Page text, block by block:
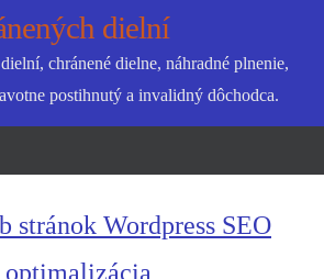
dielní
chránené dielne, náhradné plnenie,
postihnutý a invalidný dôchodca.
stránok Wordpress SEO
optimalizácia